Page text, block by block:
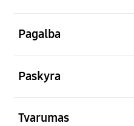
Pagalba
Paskyra
Tvarumas